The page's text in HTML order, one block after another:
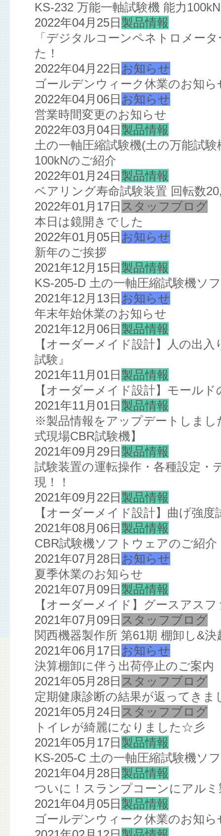
KS-232 万能一軸試験機 能力
2022年04月25日 製品情報
「デジタルコーンペネトロメー
た！
2022年04月22日 お知らせ
ゴールデンウィーク休業のお知ら
2022年04月06日 お知らせ
営業時間変更のお知らせ
2022年03月04日 製品情報
土の一軸圧縮試験機(土の万能試
100kNのご紹介
2022年01月24日 製品情報
ベアリング寿命試験装置 回転数
2022年01月17日 スタッフブログ
本日は鏡開きでした
2022年01月05日 お知らせ
新年のご挨拶
2021年12月15日 製品情報
KS-205-D 土の一軸圧縮試験機ソ
2021年12月13日 お知らせ
年末年始休業のお知らせ
2021年12月06日 製品情報
【オーダーメイド設計】人の出
試験』
2021年11月01日 製品情報
【オーダーメイド設計】モール
2021年11月01日 製品情報
※製品情報をアップデートしま
式現場CBR試験機】
2021年09月29日 製品情報
試験装置の運転操作・各種設定
現！！
2021年09月22日 製品情報
【オーダーメイド設計】曲げ強
2021年08月06日 製品情報
CBR試験機ソフトウェアのご紹介
2021年07月28日 お知らせ
夏季休業のお知らせ
2021年07月09日 製品情報
【オーダーメイド】グースアス
2021年07月09日 スタッフブログ
関西機器製作所 第61期 棚卸し&決
2021年06月17日 お知らせ
決算棚卸に伴う出荷停止のご案内
2021年05月28日 スタッフブログ
定期健康診断の結果が返ってきま
2021年05月24日 スタッフブログ
トイレが綺麗になりました☆彡
2021年05月17日 製品情報
KS-205-C 土の一軸圧縮試験機ソ
2021年04月28日 製品情報
ついに！スランプコーンにアル
2021年04月05日 製品情報
ゴールデンウィーク休業のお知ら